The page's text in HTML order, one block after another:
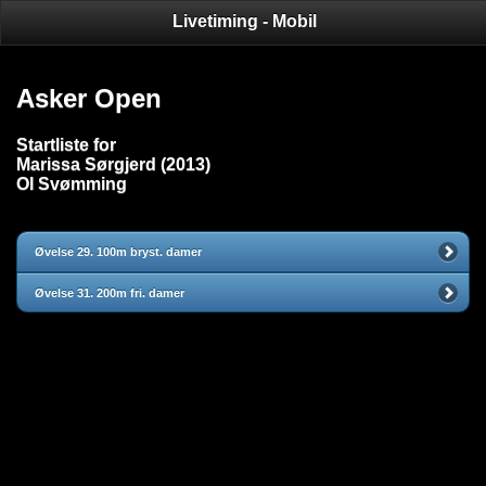
Livetiming - Mobil
Asker Open
Startliste for
Marissa Sørgjerd (2013)
OI Svømming
Øvelse 29. 100m bryst. damer
Øvelse 31. 200m fri. damer